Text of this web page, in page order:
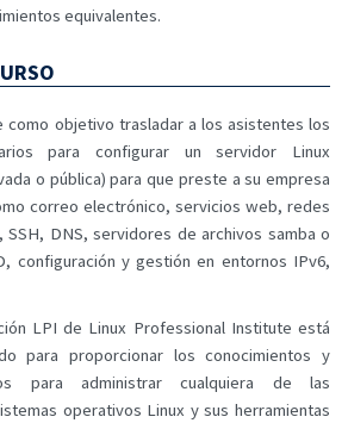
equivalentes.
como objetivo trasladar a los asistentes los
para configurar un servidor Linux
o pública) para que preste a su empresa
correo electrónico, servicios web, redes
SSH, DNS, servidores de archivos samba o
configuración y gestión en entornos IPv6,
LPI de Linux Professional Institute está
para proporcionar los conocimientos y
para administrar cualquiera de las
operativos Linux y sus herramientas